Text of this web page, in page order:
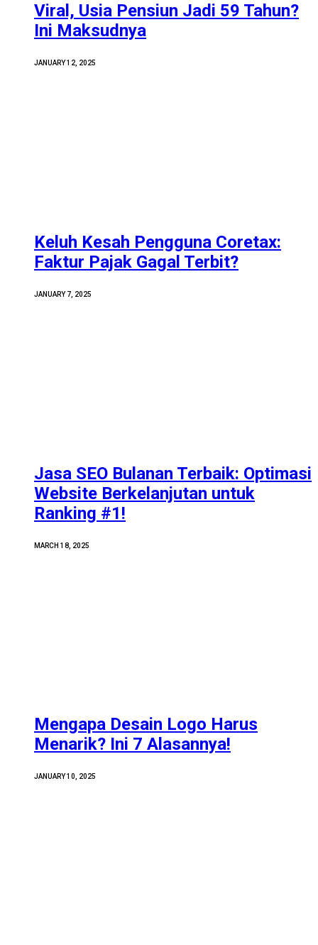
Viral, Usia Pensiun Jadi 59 Tahun?
Ini Maksudnya
JANUARY 12, 2025
Keluh Kesah Pengguna Coretax:
Faktur Pajak Gagal Terbit?
JANUARY 7, 2025
Jasa SEO Bulanan Terbaik: Optimasi
Website Berkelanjutan untuk
Ranking #1!
MARCH 18, 2025
Mengapa Desain Logo Harus
Menarik? Ini 7 Alasannya!
JANUARY 10, 2025